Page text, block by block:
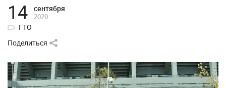
14 сентября
2020
ГТО
Поделиться